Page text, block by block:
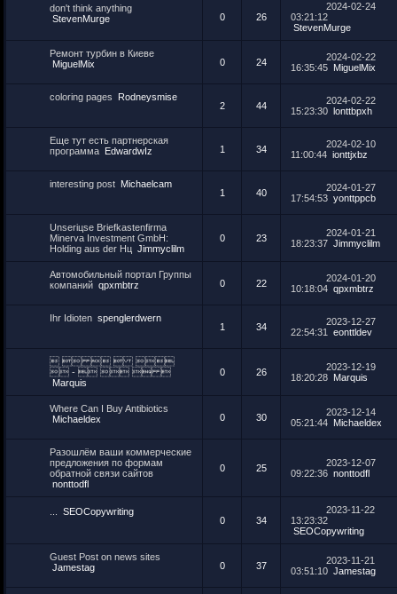
don't think anything
StevenMurge
0 26
2024-02-24
03:21:12
StevenMurge
Ремонт турбин в Киеве
MiguelMix
0 24
2024-02-22
16:35:45 MiguelMix
coloring pages
Rodneysmise
2
44
2024-02-22
15:23:30 lonttbpxh
Еще тут есть партнерская
программа EdwardwIz 1 34
2024-02-10
11:00:44 ionttjxbz
interesting post Michaelcam
1
40
2024-01-27
17:54:53 yonttppcb
Unseriцse Briefkastenfirma
Minerva Investment GmbH:
Holding aus der Hц Jimmyclilm
0 23
2024-01-21
18:23:37 Jimmyclilm
Автомобильный портал Группы
компаний qpxmbtrz 0 22
2024-01-20
10:18:04 qpxmbtrz
Ihr Idioten spenglerdwern
1
34
2023-12-27
22:54:31
eonttldev
    
 -    
Marquis
0 26
2023-12-19
18:20:28 Marquis
Where Can I Buy Antibiotics
Michaeldex
0 30
2023-12-14
05:21:44 Michaeldex
Разошлём ваши коммерческие
предложения по формам
обратной связи сайтов
nonttodfl
0 25
2023-12-07
09:22:36 nonttodfl
SEOCopywriting
0
34
2023-11-22
13:23:32
SEOCopywriting
Guest Post on news sites
Jamestag
0 37
2023-11-21
03:51:10 Jamestag